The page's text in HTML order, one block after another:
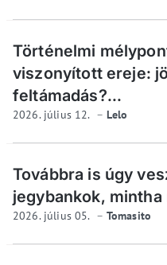
Történelmi
viszonyított ereje:
feltámadás?...
2026. július 12. Lelo
Továbbra is úgy
jegybankok,
2026. július 05. Tomasito